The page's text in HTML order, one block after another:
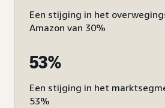
Een stijging in het
Amazon van 30%
53%
Een stijging in het
53%